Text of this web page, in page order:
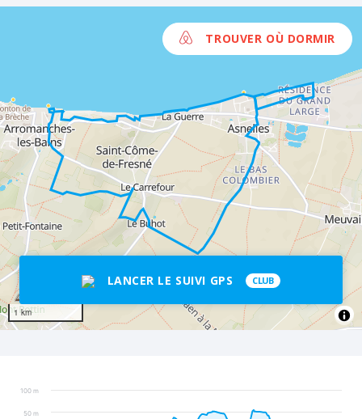
1 km
TROUVER OÙ DORMIR
LANCER LE SUIVI GPS CLUB
50 m
100 m